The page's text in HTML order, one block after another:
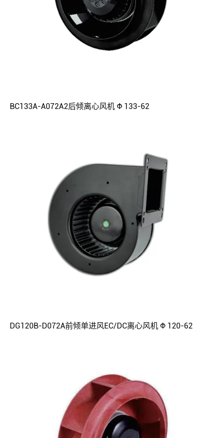
BC133A-A072A2后倾离心风机 Φ 133-62
DG120B-D072A前倾单进风EC/DC离心风机 Φ 120-62